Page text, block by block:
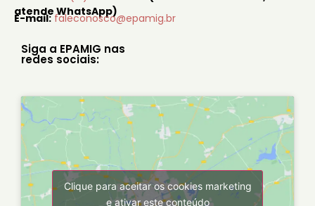
atende WhatsApp)
E-mail: faleconosco@epamig.br
Siga a EPAMIG nas
redes sociais:
Clique para aceitar os cookies marketing
e ativar este conteúdo